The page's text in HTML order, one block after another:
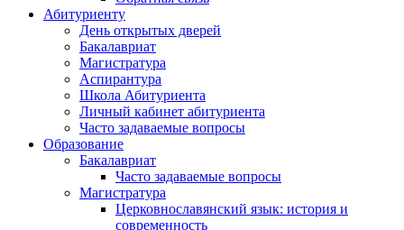
Абитуриенту
День открытых дверей
Бакалавриат
Магистратура
Аспирантура
Школа Абитуриента
Личный кабинет абитуриента
Часто задаваемые вопросы
Образование
Бакалавриат
Часто задаваемые вопросы
Магистратура
Церковнославянский язык: история и
современность